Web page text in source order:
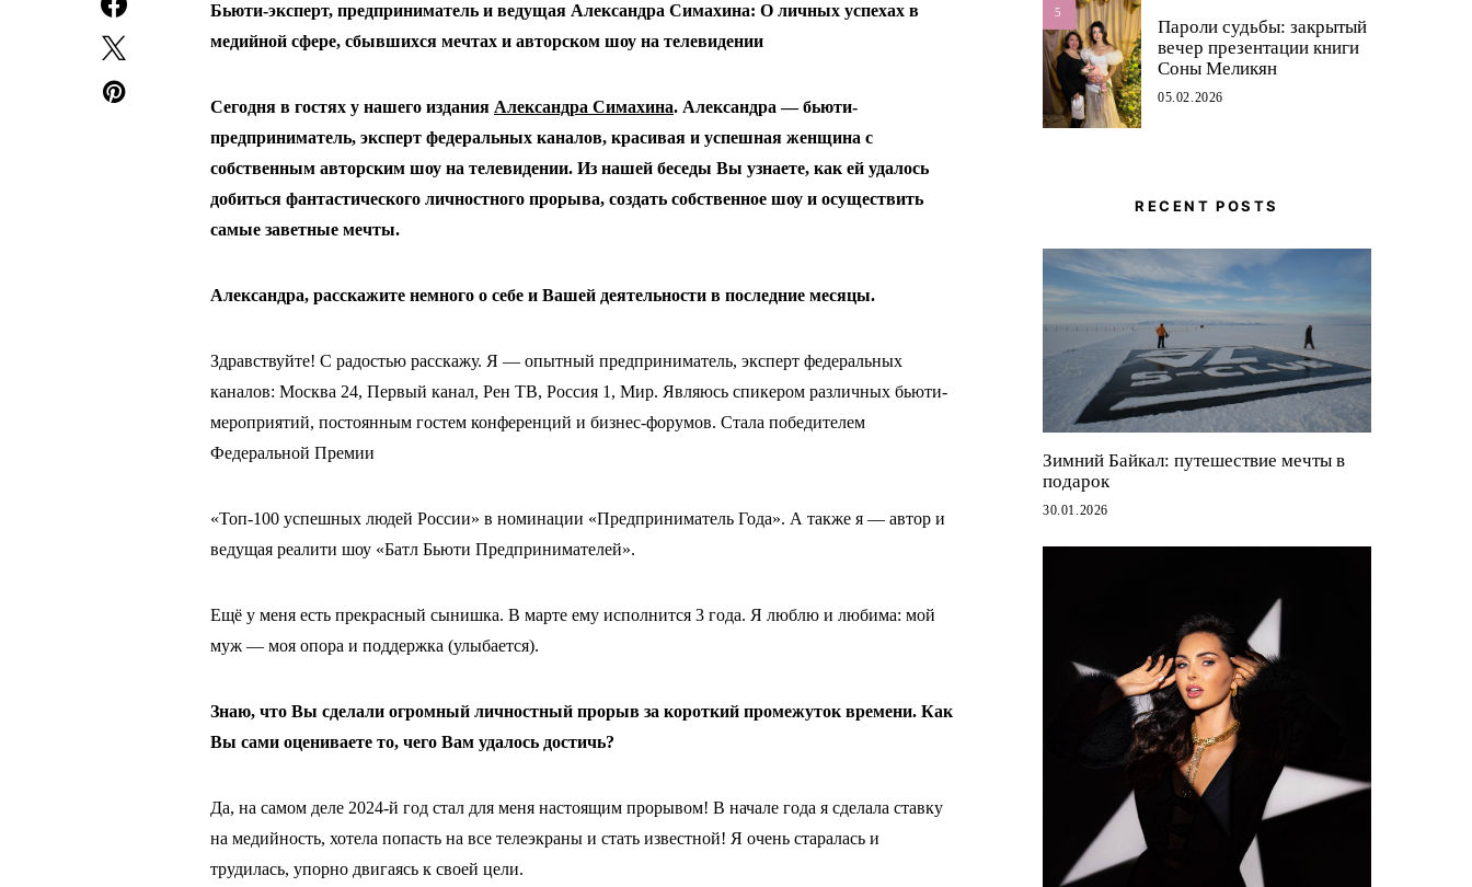
Бьюти-эксперт, предприниматель и ведущая Александра Симахина: О личных успехах в
медийной сфере, сбывшихся мечтах и авторском шоу на телевидении
Сегодня в гостях у нашего издания Александра Симахина. Александра — бьюти-
предприниматель, эксперт федеральных каналов, красивая и успешная женщина с
собственным авторским шоу на телевидении. Из нашей беседы Вы узнаете, как ей удалось
добиться фантастического личностного прорыва, создать собственное шоу и осуществить
самые заветные мечты.
Александра, расскажите немного о себе и Вашей деятельности в последние месяцы.
Здравствуйте! С радостью расскажу. Я — опытный предприниматель, эксперт федеральных
каналов: Москва 24, Первый канал, Рен ТВ, Россия 1, Мир. Являюсь спикером различных бьюти-
мероприятий, постоянным гостем конференций и бизнес-форумов. Стала победителем
Федеральной Премии
«Топ-100 успешных людей России» в номинации «Предприниматель Года». А также я — автор и
ведущая реалити шоу «Батл Бьюти Предпринимателей».
Ещё у меня есть прекрасный сынишка. В марте ему исполнится 3 года. Я люблю и любима: мой
муж — моя опора и поддержка (улыбается).
Знаю, что Вы сделали огромный личностный прорыв за короткий промежуток времени. Как
Вы сами оцениваете то, чего Вам удалось достичь?
Да, на самом деле 2024-й год стал для меня настоящим прорывом! В начале года я сделала ставку
на медийность, хотела попасть на все телеэкраны и стать известной! Я очень старалась и
трудилась, упорно двигаясь к своей цели.
5
Пароли судьбы: закрытый
вечер презентации книги
Соны Меликян
05.02.2026
RECENT POSTS
Зимний Байкал: путешествие мечты в
подарок
30.01.2026